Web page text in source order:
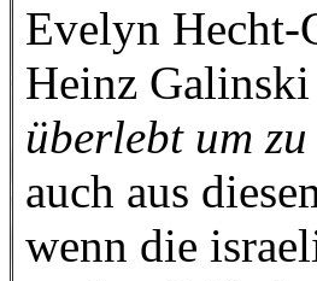
Evelyn Hecht-
Heinz
überlebt um
auch aus
wenn die